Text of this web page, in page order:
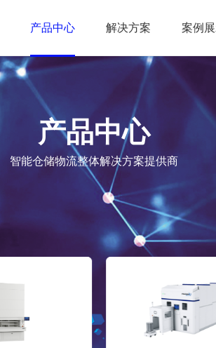
产品中心 解决方案 案例
产品中心
智能仓储物流整体解决方案提供商